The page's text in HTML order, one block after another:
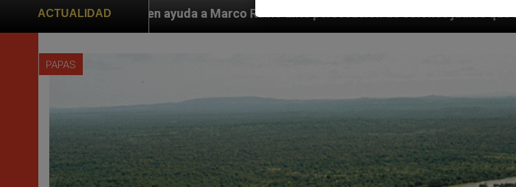
ACTUALIDAD
ayuda a Marco Rubio ante persecución de colonos judíos que afecta a cristianos (y no
PAPAS